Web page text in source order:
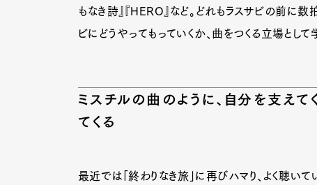
もなき詩』『HERO』など。どれもラスサビの前に
ビにどうやってもっていくか、曲をつくる立場として
ミスチルの曲のように、自分を支え
てくる
最近では「終わりなき旅」に再びハマり、よく聴いて